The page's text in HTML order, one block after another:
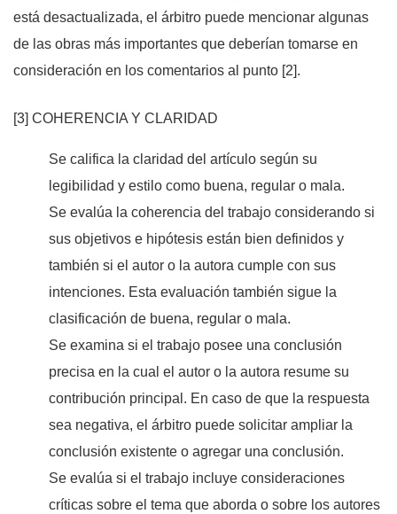
está desactualizada, el árbitro puede mencionar algunas
de las obras más importantes que deberían tomarse en
consideración en los comentarios al punto [2].
[3] COHERENCIA Y CLARIDAD
Se califica la claridad del artículo según su
legibilidad y estilo como buena, regular o mala.
Se evalúa la coherencia del trabajo considerando si
sus objetivos e hipótesis están bien definidos y
también si el autor o la autora cumple con sus
intenciones. Esta evaluación también sigue la
clasificación de buena, regular o mala.
Se examina si el trabajo posee una conclusión
precisa en la cual el autor o la autora resume su
contribución principal. En caso de que la respuesta
sea negativa, el árbitro puede solicitar ampliar la
conclusión existente o agregar una conclusión.
Se evalúa si el trabajo incluye consideraciones
críticas sobre el tema que aborda o sobre los autores